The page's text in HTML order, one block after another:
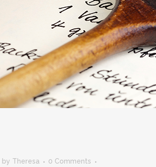
by Theresa 0 Comments